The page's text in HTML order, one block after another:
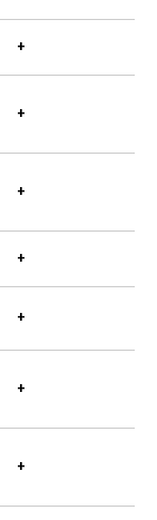
с
A,
VK
+
+
+
+
+
+
+